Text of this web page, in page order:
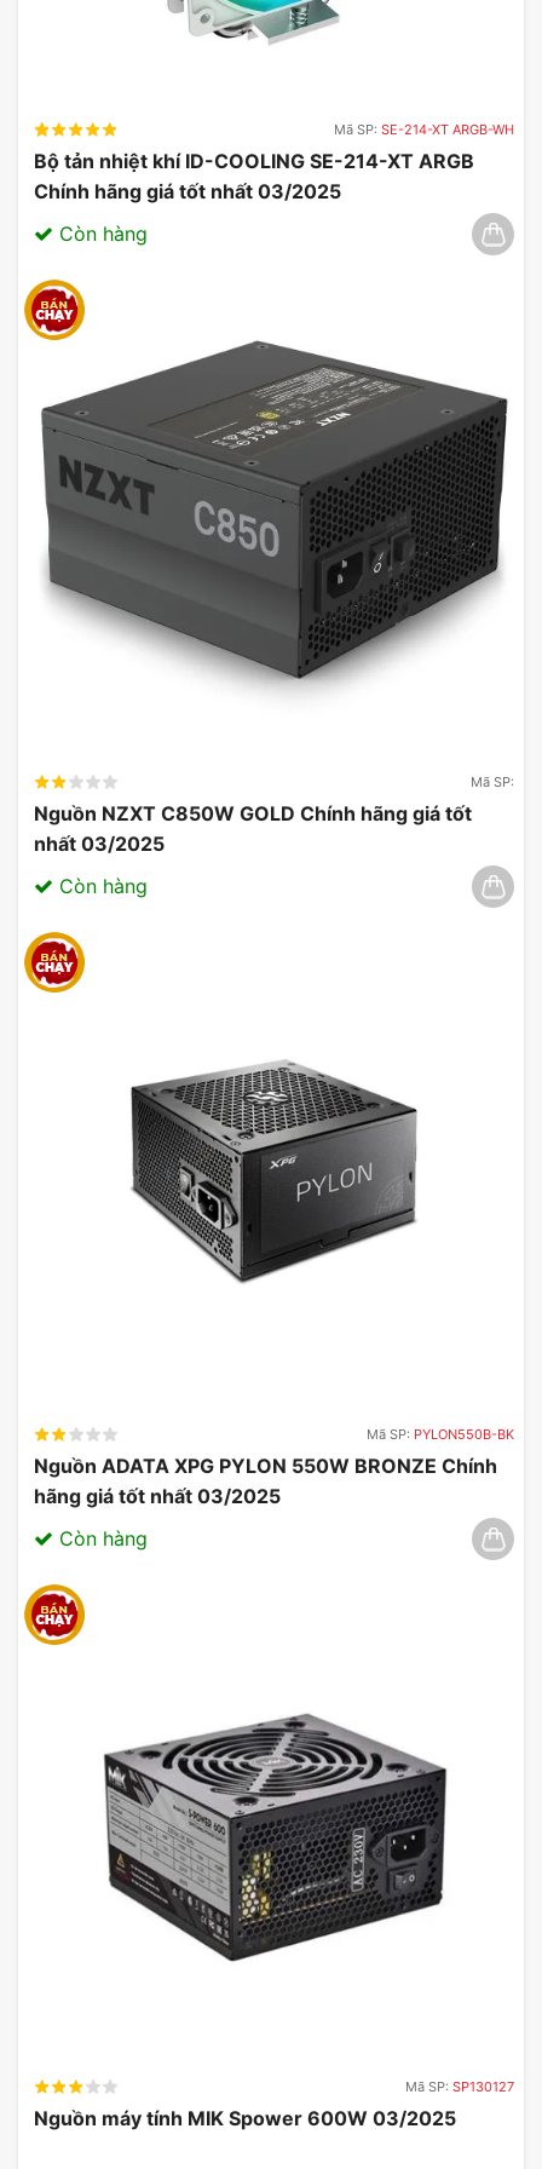
Building Bliss: Tận hưởng đam mê việc xây dựng
case máy tính Montech King 95 Pro Black
tấm kính tháo lắp nhanh và bên trong rộng rãi để
quản lý cáp gọn gàng, có khả năng lắp ráp dễ
Đổi mới trong mọi khung hình: Giá đỡ quạt bên
được cấp bằng sáng chế của chúng tôi
Vỏ case máy tính Montech King
95 Pro Blackgiới thiệu giá đỡ quạt bên hông có
thể điều chỉnh được đã được cấp bằng sáng chế,
có thể xoay về phía trước để cải thiện luồng khí.
Thiết kế này mang đến sự linh hoạt cả về hiệu suất
làm mát lẫn tính thẩm mỹ, mang đến các tùy chọn
cá nhân hóa chưa từng có.
Chế độ luồng khí kép động
Chế độ kính sang trọng
Đạt được khả năng làm mát vỏ máy hiệu quả với
khí một cách hiệu quả từ phía trước, bên cạnh và
Mã SP: SE-214-XT ARGB-WH
Bộ tản nhiệt khí ID-COOLING SE-214-XT ARGB
Chính hãng giá tốt nhất 03/2025
Còn hàng
Mã SP:
Nguồn NZXT C850W GOLD Chính hãng giá tốt
nhất 03/2025
Còn hàng
Mã SP: PYLON550B-BK
Nguồn ADATA XPG PYLON 550W BRONZE Chính
hãng giá tốt nhất 03/2025
Còn hàng
Mã SP: SP130127
Nguồn máy tính MIK Spower 600W 03/2025